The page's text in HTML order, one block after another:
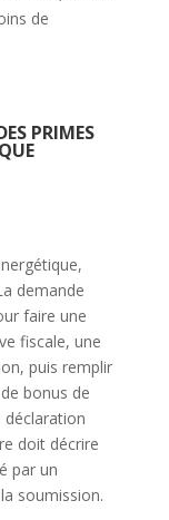
de
PRIMES
demande
faire une
fiscale, une
puis remplir
bonus de
doit décrire
par un
soumission.